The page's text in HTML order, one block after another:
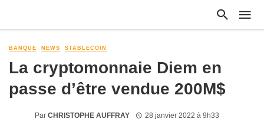
BANQUE NEWS STABLECOIN
La cryptomonnaie Diem en
passe d’être vendue 200M$
Par CHRISTOPHE AUFFRAY 28 janvier 2022 à 9h33